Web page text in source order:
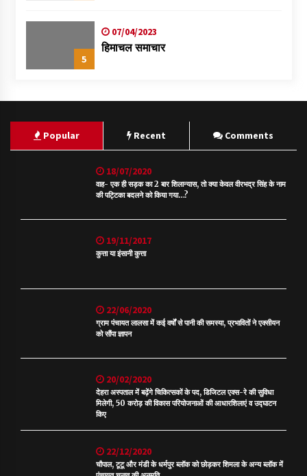
5
07/04/2023
हिमाचल समाचार
Popular Recent Comments
18/07/2020
वाह- एक ही सड़क का 2 बार शिलान्यास, तो क्या केवल वीरभद्र सिंह के नाम
की पट्टिका बदलने को किया गया…?
19/11/2017
कुत्ता या इंसानी कुत्ता
22/06/2020
ग्राम पंचायत लालसा में कई वर्षों से पानी की समस्या, प्रभावितों ने एक्सीयन
को सौंपा ज्ञापन
20/02/2020
देहरा अस्पताल में बढ़ेंगे चिकित्सकों के पद, डिजिटल एक्स-रे की सुविधा
मिलेगी, 50 करोड़ की विकास परियोजनाओं की आधारशिलाएं व उद्घाटन
किए
22/12/2020
चौपाल, टूटू और मंडी के धर्मपुर ब्लॉक को छोड़कर शिमला के अन्य ब्लॉक में